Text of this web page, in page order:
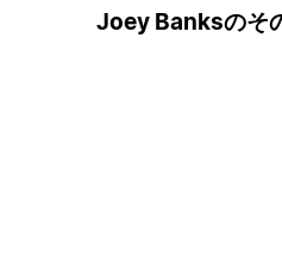
Joey Banksのそ